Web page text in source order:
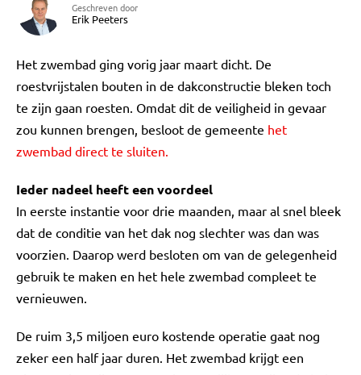
Geschreven door
Erik Peeters
Het zwembad ging vorig jaar maart dicht. De
roestvrijstalen bouten in de dakconstructie bleken toch
te zijn gaan roesten. Omdat dit de veiligheid in gevaar
zou kunnen brengen, besloot de gemeente het
zwembad direct te sluiten.
Ieder nadeel heeft een voordeel
In eerste instantie voor drie maanden, maar al snel bleek
dat de conditie van het dak nog slechter was dan was
voorzien. Daarop werd besloten om van de gelegenheid
gebruik te maken en het hele zwembad compleet te
vernieuwen.
De ruim 3,5 miljoen euro kostende operatie gaat nog
zeker een half jaar duren. Het zwembad krijgt een